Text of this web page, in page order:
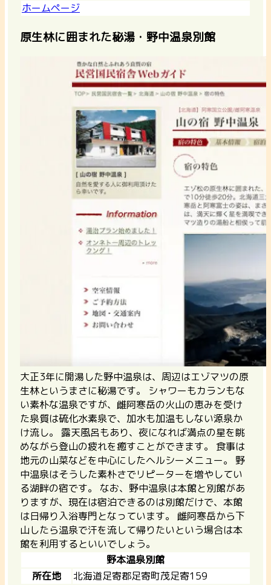
ホームページ
原生林に囲まれた秘湯・野中温泉別館
大正3年に開湯した野中温泉は、周辺はエゾマツの原
生林というまさに秘湯です。 シャワーもカランもな
い素朴な温泉ですが、雌阿寒岳の火山の恵みを受け
た泉質は硫化水素泉で、加水も加温もしない源泉か
け流し。 露天風呂もあり、夜になれば満点の星を眺
めながら登山の疲れを癒すことができます。 食事は
地元の山菜などを中心にしたヘルシーメニュー。 野
中温泉はそうした素朴さでリピーターを増やしてい
る湖畔の宿です。 なお、野中温泉は本館と別館があ
りますが、現在は宿泊できるのは別館だけで、本館
は日帰り入浴専門となっています。 雌阿寒岳から下
山したら温泉で汗を流して帰りたいという場合は本
館を利用するといいでしょう。
野本温泉別館
所在地
北海道足寄郡足寄町茂足寄159